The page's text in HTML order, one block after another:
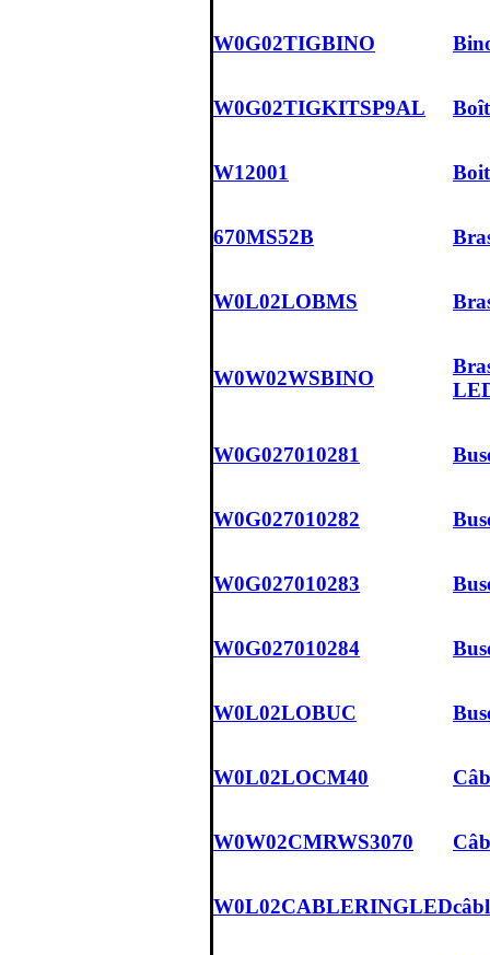
W0G02TIGBINO
W0G02TIGKITSP9AL
W12001
670MS52B
W0L02LOBMS
W0W02WSBINO
W0G027010281
W0G027010282
W0G027010283
W0G027010284
W0L02LOBUC
W0L02LOCM40
W0W02CMRWS3070
W0L02CABLERINGLED